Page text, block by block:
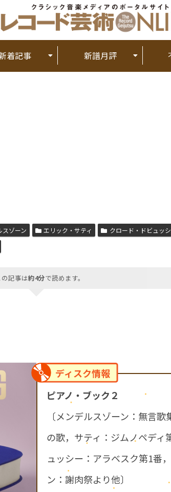
着記事 新譜月評
スゾーン エリック・サティ
クロード・ドビュッ
の記事は約4分で読めます。
ディスク情報
ピアノ・ブック２
〔メンデルスゾーン：無言
の歌，サティ：ジムノペディ
ュッシー：アラベスク第1番
ン：謝肉祭より他〕